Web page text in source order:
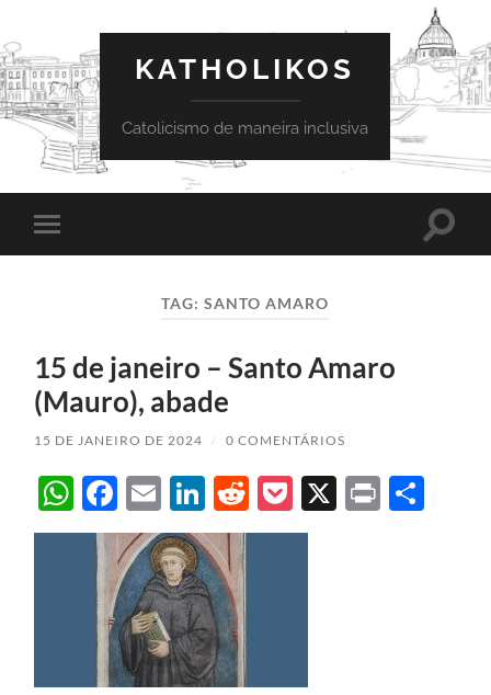
KATHOLIKOS
Catolicismo de maneira inclusiva
Toggle
mobile
Toggle
TAG:SANTO AMARO
15 de janeiro – Santo Amaro
(Mauro), abade
15 DE JANEIRO DE 2024 / 0 COMENTÁRIOS
WhatsApp
Facebook
EmailLinkedIn
Reddit
Pocket
X Print